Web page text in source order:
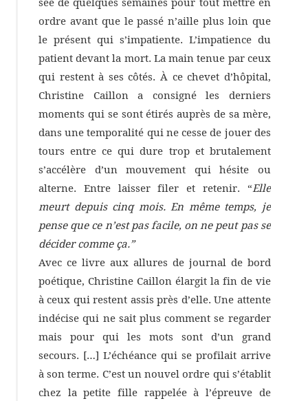
ordre avant que le passé n’aille plus loin que
le présent qui s’impatiente. L’impatience du
patient devant la mort. La main tenue par ceux
qui restent à ses côtés. À ce chevet d’hôpital,
Chris­tine Caillon a consi­gné les derniers
moments qui se sont étirés auprès de sa mère,
dans une tempo­ra­lité qui ne cesse de jouer des
tours entre ce qui dure trop et bruta­le­ment
s’accélère d’un mouve­ment qui hésite ou
alterne. Entre lais­ser filer et rete­nir. “Elle
meurt depuis cinq mois. En même temps, je
pense que ce n’est pas facile, on ne peut pas se
déci­der comme ça.”
Avec ce livre aux allures de jour­nal de bord
poétique, Chris­tine Caillon élar­git la fin de vie
à ceux qui restent assis près d’elle. Une attente
indé­cise qui ne sait plus comment se regar­der
mais pour qui les mots sont d’un grand
secours. […] L’échéance qui se profi­lait arrive
à son terme. C’est un nouvel ordre qui s’établit
chez la petite fille rappe­lée à l’épreuve de